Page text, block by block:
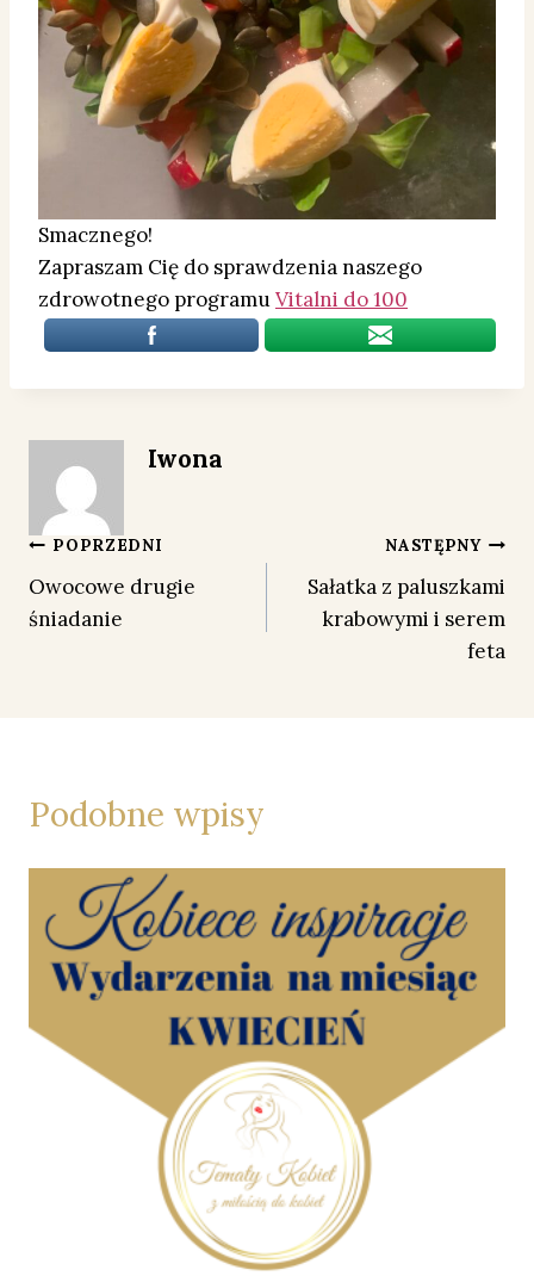
Smacznego!
Zapraszam Cię do sprawdzenia naszego
zdrowotnego programuVitalni do 100
Iwona
Nawigacja
wpisu
POPRZEDNI
Owocowe drugie
śniadanie
NASTĘPNY
Sałatka z paluszkami
krabowymi i serem
feta
Podobne wpisy